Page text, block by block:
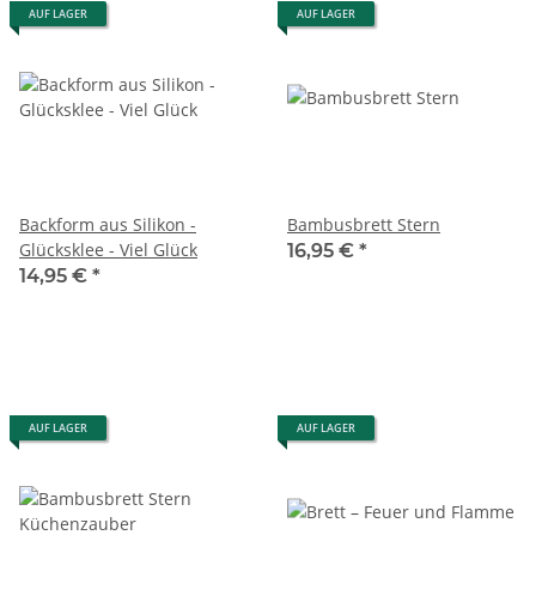
AUF LAGER
Backform aus Silikon -
Glücksklee - Viel Glück
14,95 € *
AUF LAGER
Bambusbrett Stern
16,95 € *
AUF LAGER AUF LAGER